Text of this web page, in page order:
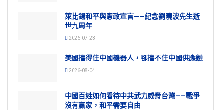
萊比錫和平與憲政宣言——紀念劉曉波先生逝
世九周年
2026-07-23
美國擋得住中國機器人，卻擋不住中國供應鏈
2026-08-04
中國百姓如何看待中共武力威脅台灣——戰爭
沒有贏家，和平需要自由